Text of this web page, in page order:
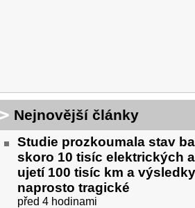
Nejnovější články
Studie prozkoumala stav
skoro 10 tisíc elektrických
ujetí 100 tisíc km a
naprosto tragické
před 4 hodinami